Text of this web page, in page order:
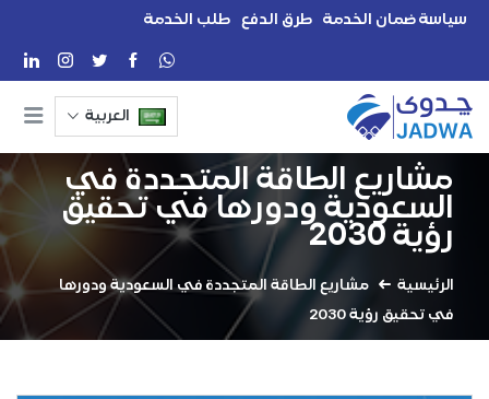
سياسة ضمان الخدمة طرق الدفع طلب الخدمة
العربية
مشاريع الطاقة المتجددة في
السعودية ودورها في تحقيق
رؤية 2030
الرئيسية
مشاريع الطاقة المتجددة في السعودية ودورها
في تحقيق رؤية 2030